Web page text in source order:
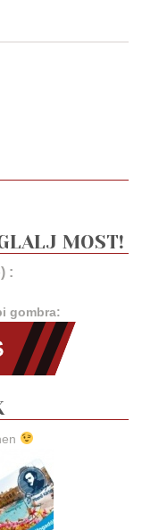
MOST!
:
gombra: